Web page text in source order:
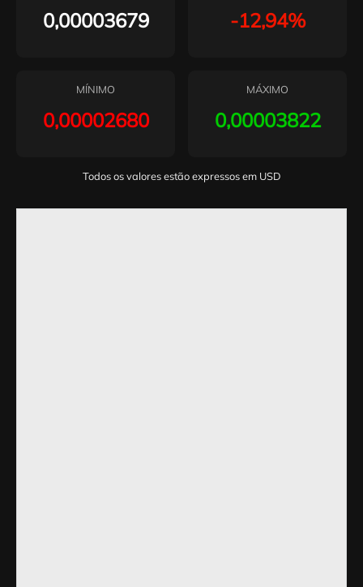
0,00003679 -12,94%
MÍNIMO
0,00002680
MÁXIMO
0,00003822
Todos os valores estão expressos em USD